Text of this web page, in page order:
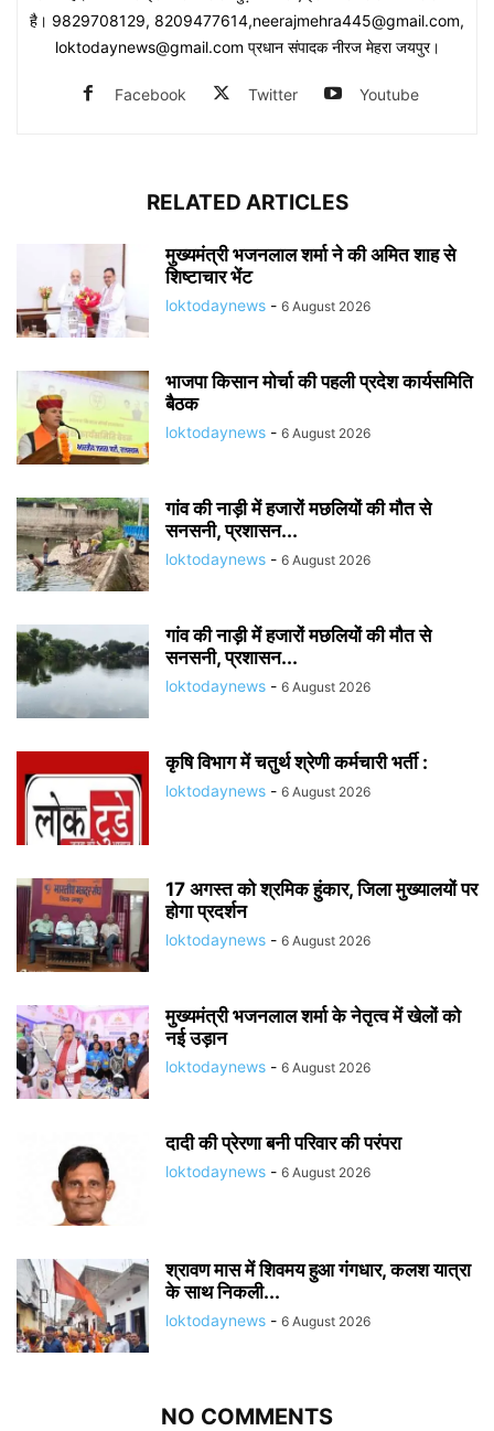
है। 9829708129, 8209477614,neerajmehra445@gmail.com,
loktodaynews@gmail.com प्रधान संपादक नीरज मेहरा जयपुर।
Facebook Twitter Youtube
RELATED ARTICLES
मुख्यमंत्री भजनलाल शर्मा ने की अमित शाह से
शिष्टाचार भेंट
loktodaynews - 6 August 2026
भाजपा किसान मोर्चा की पहली प्रदेश कार्यसमिति
बैठक
loktodaynews - 6 August 2026
गांव की नाड़ी में हजारों मछलियों की मौत से
सनसनी, प्रशासन...
loktodaynews - 6 August 2026
गांव की नाड़ी में हजारों मछलियों की मौत से
सनसनी, प्रशासन...
loktodaynews - 6 August 2026
कृषि विभाग में चतुर्थ श्रेणी कर्मचारी भर्ती :
loktodaynews - 6 August 2026
17 अगस्त को श्रमिक हुंकार, जिला मुख्यालयों पर
होगा प्रदर्शन
loktodaynews - 6 August 2026
मुख्यमंत्री भजनलाल शर्मा के नेतृत्व में खेलों को
नई उड़ान
loktodaynews - 6 August 2026
दादी की प्रेरणा बनी परिवार की परंपरा
loktodaynews - 6 August 2026
श्रावण मास में शिवमय हुआ गंगधार, कलश यात्रा
के साथ निकली...
loktodaynews - 6 August 2026
NO COMMENTS